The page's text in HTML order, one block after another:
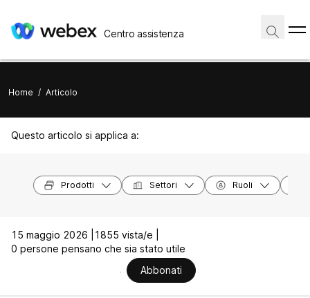
Centro assistenza
Home / Articolo
Questo articolo si applica a:
Prodotti Settori Ruoli
15 maggio 2026 |
1855 vista/e |
0 persone pensano che sia stato utile
Abbonati